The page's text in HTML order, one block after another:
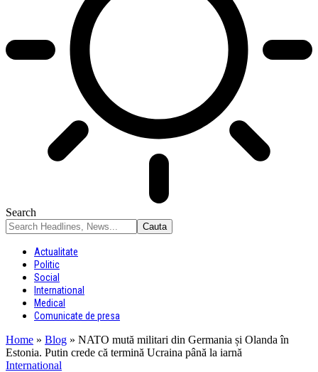
Search
Actualitate
Politic
Social
International
Medical
Comunicate de presa
Home » Blog » NATO mută militari din Germania și Olanda în
Estonia. Putin crede că termină Ucraina până la iarnă
International